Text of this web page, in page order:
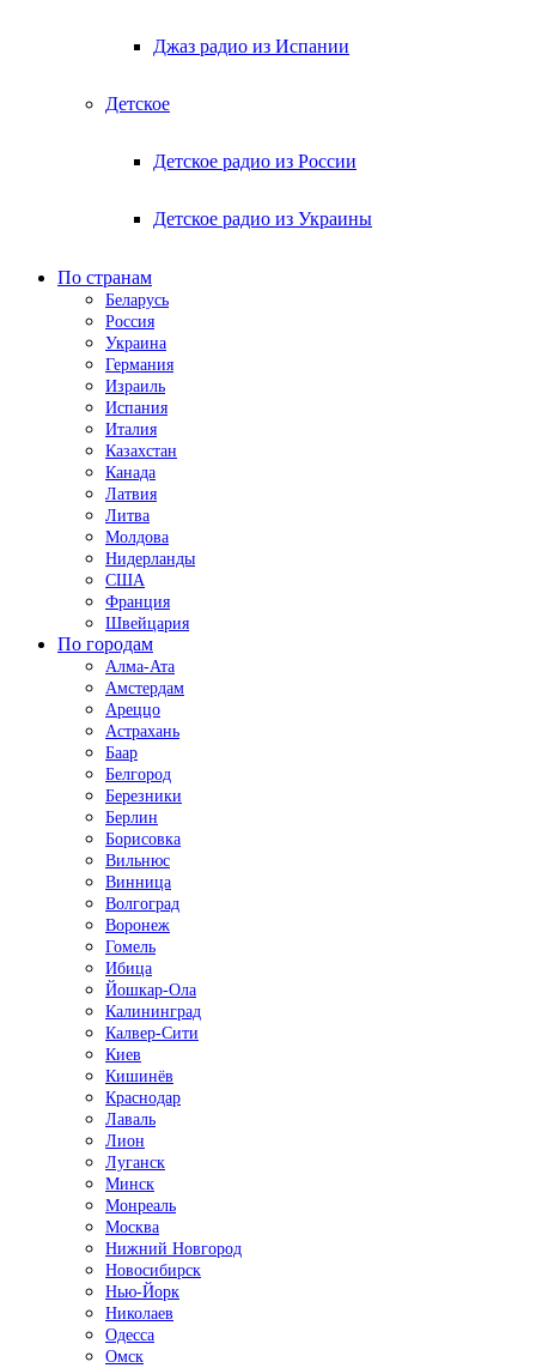
Джаз радио из Испании
Детское
Детское радио из России
Детское радио из Украины
По странам
Беларусь
Россия
Украина
Германия
Израиль
Испания
Италия
Казахстан
Канада
Латвия
Литва
Молдова
Нидерланды
США
Франция
Швейцария
По городам
Алма-Ата
Амстердам
Ареццо
Астрахань
Баар
Белгород
Березники
Берлин
Борисовка
Вильнюс
Винница
Волгоград
Воронеж
Гомель
Ибица
Йошкар-Ола
Калининград
Калвер-Сити
Киев
Кишинёв
Краснодар
Лаваль
Лион
Луганск
Минск
Монреаль
Москва
Нижний Новгород
Новосибирск
Нью-Йорк
Николаев
Одесса
Омск